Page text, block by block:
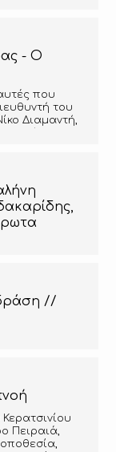
- Ο
που
του
Διαμαντή,
δράση //
Πειραιά,